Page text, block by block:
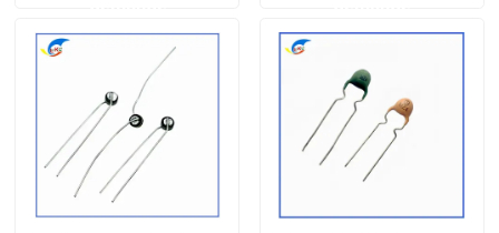
Visite de l'usine
Contrôle de la qualité
Nous contacter